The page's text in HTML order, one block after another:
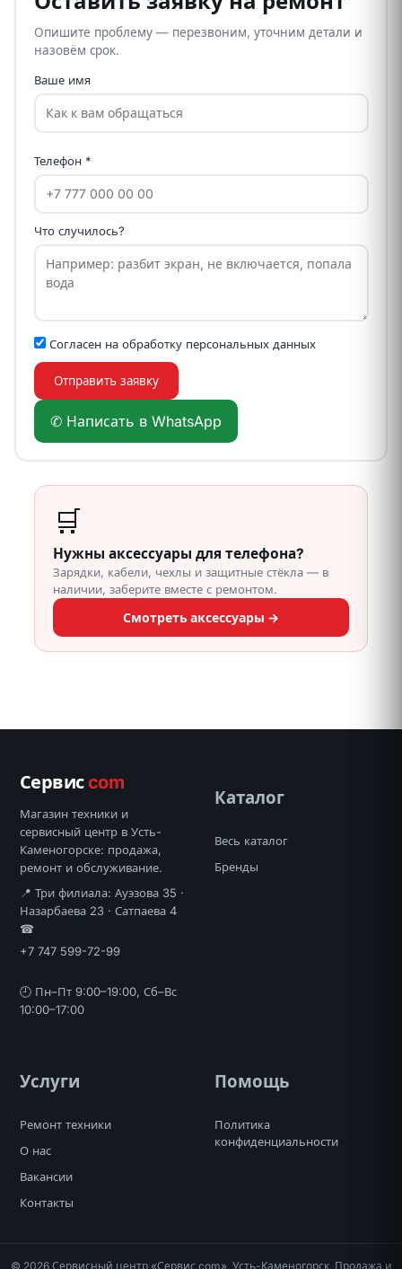
Опишите проблему — перезвоним, уточним детали и
назовём срок.
Ваше имя
Телефон *
Что случилось?
Согласен на обработку персональных данных
Отправить заявку
✆ Написать в WhatsApp
🛒
Нужны аксессуары для телефона?
Зарядки, кабели, чехлы и защитные стёкла — в
наличии, заберите вместе с ремонтом.
Смотреть аксессуары →
Сервисcom
Магазин техники и
сервисный центр в Усть-
Каменогорске: продажа,
ремонт и обслуживание.
📍 Три филиала: Ауэзова 35 ·
Назарбаева 23 · Сатпаева 4
☎
+7 747 599-72-99
🕘 Пн–Пт 9:00–19:00, Сб–Вс
10:00–17:00
Каталог
Весь каталог
Бренды
Услуги
Ремонт техники
О нас
Вакансии
Контакты
Помощь
Политика
конфиденциальности
© 2026 Сервисный центр «Сервис com», Усть-Каменогорск. Продажа и